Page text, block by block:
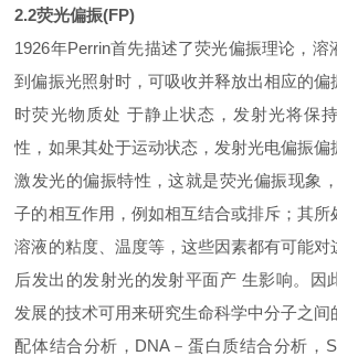
2.2荧光偏振(FP)
1926年Perrin首先描述了荧光偏振理论，溶
到偏振光照射时，可吸收并释放出相应的偏
时荧光物质处 于静止状态，发射光将保
性，如果其处于运动状态，发射光电偏振偏
激发光的偏振特性，这就是荧光偏振现象
子的相互作用，例如相互结合或排斥；其所
溶液的粘度、温度等，这些因素都有可能对
后发出的发射光的发射平面产 生影响。因
发展的技术可用来研究生命科学中分子之
配体结合分析，DNA－蛋白质结合分析，